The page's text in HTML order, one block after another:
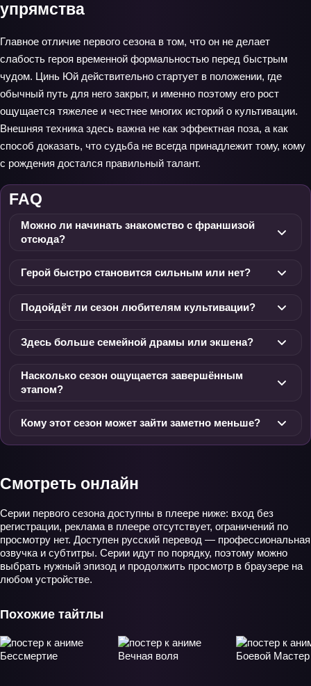
упрямства
Главное отличие первого сезона в том, что он не делает
слабость героя временной формальностью перед быстрым
чудом. Цинь Юй действительно стартует в положении, где
обычный путь для него закрыт, и именно поэтому его рост
ощущается тяжелее и честнее многих историй о культивации.
Внешняя техника здесь важна не как эффектная поза, а как
способ доказать, что судьба не всегда принадлежит тому, кому
с рождения достался правильный талант.
FAQ
Можно ли начинать знакомство с франшизой
отсюда?
Герой быстро становится сильным или нет?
Подойдёт ли сезон любителям культивации?
Здесь больше семейной драмы или экшена?
Насколько сезон ощущается завершённым
этапом?
Кому этот сезон может зайти заметно меньше?
Смотреть онлайн
Серии первого сезона доступны в плеере ниже: вход без
регистрации, реклама в плеере отсутствует, ограничений по
просмотру нет. Доступен русский перевод — профессиональная
озвучка и субтитры. Серии идут по порядку, поэтому можно
выбрать нужный эпизод и продолжить просмотр в браузере на
любом устройстве.
Похожие тайтлы